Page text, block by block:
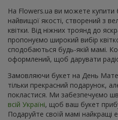
На Flowers.ua ви можете купити
найвищої якості, створений з
квітки. Від ніжних троянд до
пропонуємо широкий вибір
сподобаються будь-якій мамі.
оформлений, щоб дарувати
Замовляючи букет на День
тільки прекрасний подарунок,
покластися. Ми забезпечуємо
всій Україні, щоб ваш букет
Подаруйте своїй мамі найкращі